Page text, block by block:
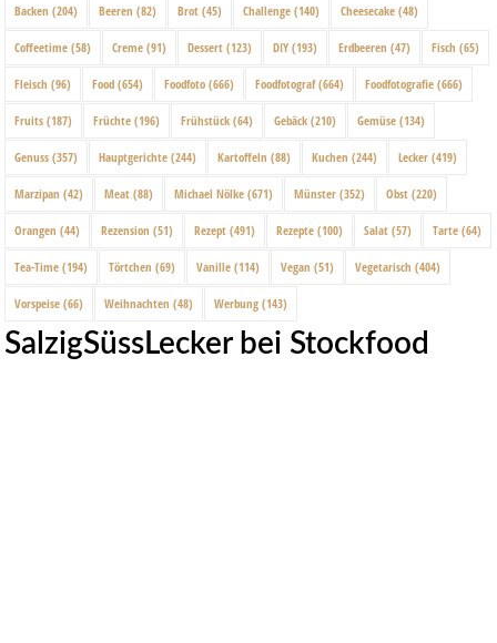
Backen (204) Beeren (82) Brot (45) Challenge (140) Cheesecake (48)
Coffeetime (58) Creme (91) Dessert (123) DIY (193) Erdbeeren (47) Fisch (65)
Fleisch (96) Food (654) Foodfoto (666) Foodfotograf(664) Foodfotografie (666)
Fruits (187) Früchte (196) Frühstück (64) Gebäck (210) Gemüse (134)
Genuss (357) Hauptgerichte (244) Kartoffeln (88) Kuchen (244) Lecker (419)
Marzipan (42) Meat (88) Michael Nölke (671) Münster (352) Obst (220)
Orangen (44) Rezension (51) Rezept (491) Rezepte (100) Salat (57) Tarte (64)
Tea-Time (194) Törtchen (69) Vanille (114) Vegan (51) Vegetarisch (404)
Vorspeise (66) Weihnachten (48) Werbung (143)
SalzigSüssLecker bei Stockfood